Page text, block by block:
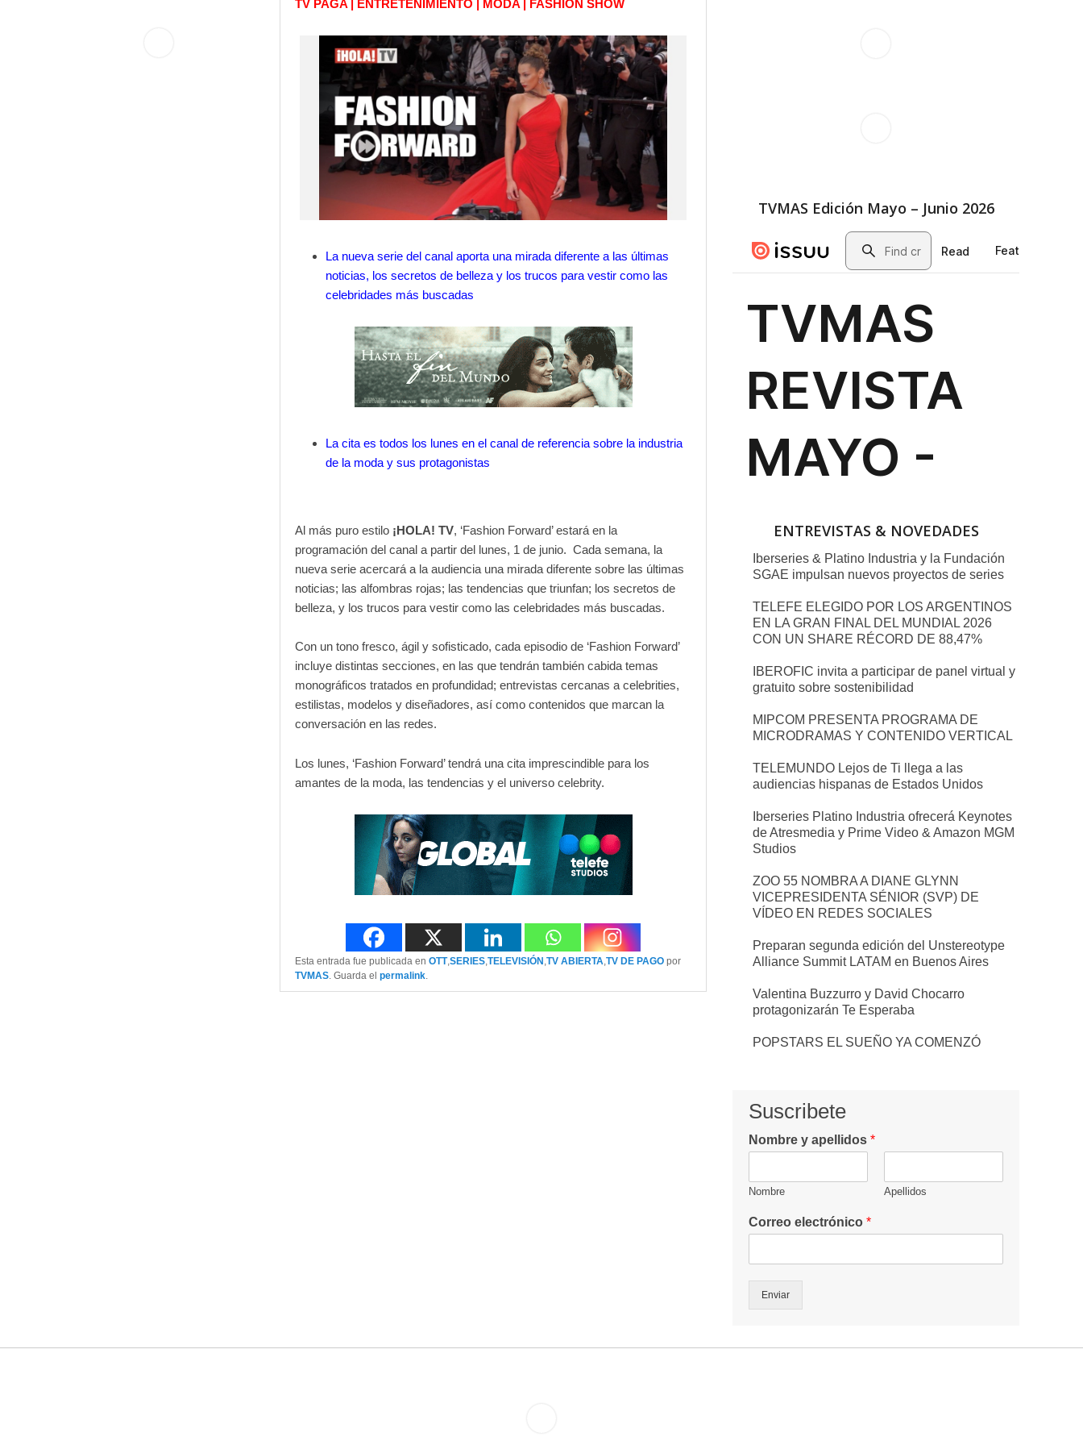
TV PAGA | ENTRETENIMIENTO | MODA | FASHION SHOW
La nueva serie del canal aporta una mirada diferente a las últimas
noticias, los secretos de belleza y los trucos para vestir como las
celebridades más buscadas
La cita es todos los lunes en el canal de referencia sobre la industria
de la moda y sus protagonistas
Al más puro estilo ¡HOLA! TV, ‘Fashion Forward’ estará en la
programación del canal a partir del lunes, 1 de junio. Cada semana, la
nueva serie acercará a la audiencia una mirada diferente sobre las últimas
noticias; las alfombras rojas; las tendencias que triunfan; los secretos de
belleza, y los trucos para vestir como las celebridades más buscadas.
Con un tono fresco, ágil y sofisticado, cada episodio de ‘Fashion Forward’
incluye distintas secciones, en las que tendrán también cabida temas
monográficos tratados en profundidad; entrevistas cercanas a celebrities,
estilistas, modelos y diseñadores, así como contenidos que marcan la
conversación en las redes.
Los lunes, ‘Fashion Forward’ tendrá una cita imprescindible para los
amantes de la moda, las tendencias y el universo celebrity.
Esta entrada fue publicada en OTT,SERIES,TELEVISIÓN,TV ABIERTA,TV DE PAGO por
TVMAS. Guarda el permalink.
TVMAS Edición Mayo – Junio 2026
ENTREVISTAS & NOVEDADES
Iberseries & Platino Industria y la Fundación
SGAE impulsan nuevos proyectos de series
TELEFE ELEGIDO POR LOS ARGENTINOS
EN LA GRAN FINAL DEL MUNDIAL 2026
CON UN SHARE RÉCORD DE 88,47%
IBEROFIC invita a participar de panel virtual y
gratuito sobre sostenibilidad
MIPCOM PRESENTA PROGRAMA DE
MICRODRAMAS Y CONTENIDO VERTICAL
TELEMUNDO Lejos de Ti llega a las
audiencias hispanas de Estados Unidos
Iberseries Platino Industria ofrecerá Keynotes
de Atresmedia y Prime Video & Amazon MGM
Studios
ZOO 55 NOMBRA A DIANE GLYNN
VICEPRESIDENTA SÉNIOR (SVP) DE
VÍDEO EN REDES SOCIALES
Preparan segunda edición del Unstereotype
Alliance Summit LATAM en Buenos Aires
Valentina Buzzurro y David Chocarro
protagonizarán Te Esperaba
POPSTARS EL SUEÑO YA COMENZÓ
Suscribete
Nombre y apellidos *
Nombre Apellidos
Correo electrónico *
Enviar